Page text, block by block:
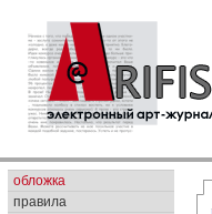
обложка
правила